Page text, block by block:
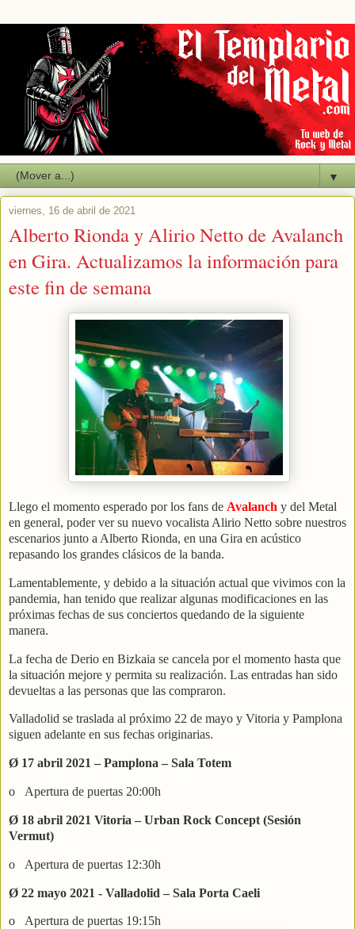
▼
viernes, 16 de abril de 2021
Alberto Rionda y Alirio Netto de Avalanch
en Gira. Actualizamos la información para
este fin de semana
Llego el momento esperado por los fans de Avalanch y del Metal
en general, poder ver su nuevo vocalista Alirio Netto sobre nuestros
escenarios junto a Alberto Rionda, en una Gira en acústico
repasando los grandes clásicos de la banda.
Lamentablemente, y debido a la situación actual que vivimos con la
pandemia, han tenido que realizar algunas modificaciones en las
próximas fechas de sus conciertos quedando de la siguiente
manera.
La fecha de Derio en Bizkaia se cancela por el momento hasta que
la situación mejore y permita su realización. Las entradas han sido
devueltas a las personas que las compraron.
Valladolid se traslada al próximo 22 de mayo y Vitoria y Pamplona
siguen adelante en sus fechas originarias.
Ø 17 abril 2021 – Pamplona – Sala Totem
o Apertura de puertas 20:00h
Ø 18 abril 2021 Vitoria – Urban Rock Concept (Sesión
Vermut)
o Apertura de puertas 12:30h
Ø 22 mayo 2021 - Valladolid – Sala Porta Caeli
o Apertura de puertas 19:15h